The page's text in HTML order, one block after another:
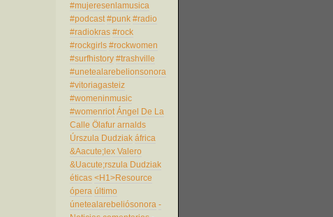
#mujeresenlamusica
#podcast #punk #radio
#radiokras #rock
#rockgirls #rockwomen
#surfhistory #trashville
#unetealarebelionsonora
#vitoriagasteiz
#womeninmusic
#womenriot Ángel De La
Calle Ölafur arnalds
Úrszula Dudziak áfrica
&Aacute;lex Valero
&Uacute;rszula Dudziak
éticas <H1>Resource
ópera último
únetealarebeliósonora -